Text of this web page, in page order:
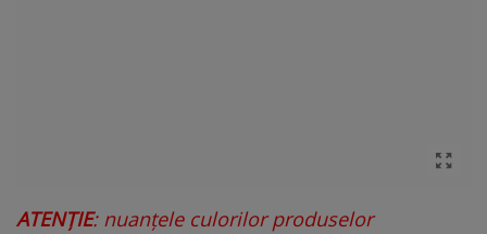
ATENȚIE: nuanțele culorilor produselor